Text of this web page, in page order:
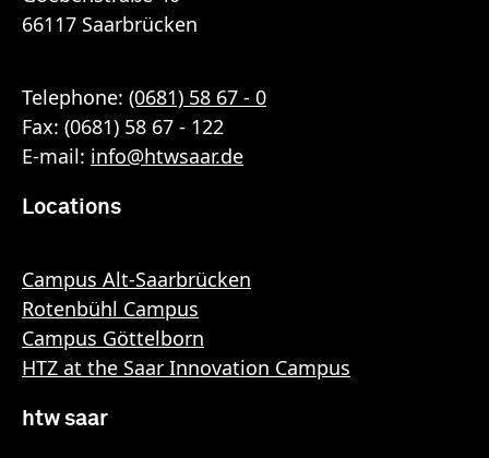
66117 Saarbrücken
Telephone: (0681) 58 67 - 0
Fax: (0681) 58 67 - 122
E-mail: info@htwsaar.de
Locations
Campus Alt-Saarbrücken
Rotenbühl Campus
Campus Göttelborn
HTZ at the Saar Innovation Campus
htw saar